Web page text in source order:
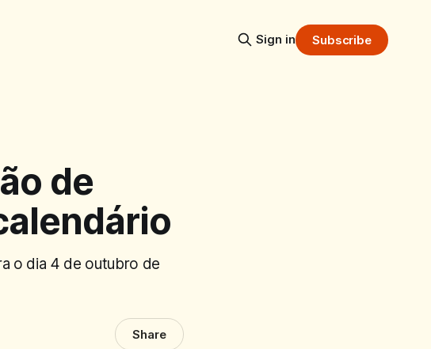
Sign in Subscribe
de
o dia 4 de outubro de
Share